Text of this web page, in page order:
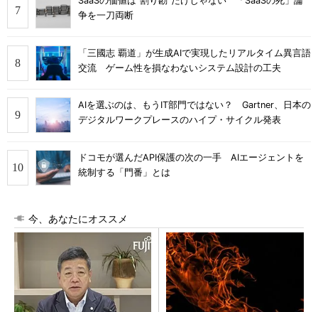
争を一刀両断
「三國志 覇道」が生成AIで実現したリアルタイム異言語
交流 ゲーム性を損なわないシステム設計の工夫
AIを選ぶのは、もうIT部門ではない？ Gartner、日本の
デジタルワークプレースのハイプ・サイクル発表
ドコモが選んだAPI保護の次の一手 AIエージェントを
統制する「門番」とは
今、あなたにオススメ